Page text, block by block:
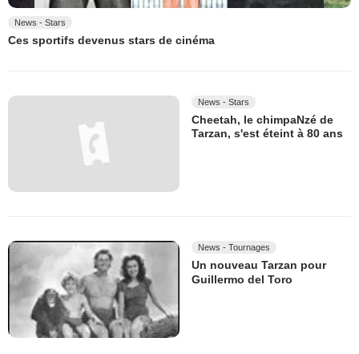
News - Stars
Ces sportifs devenus stars de cinéma
News - Stars
Cheetah, le chimpaNzé de
Tarzan, s'est éteint à 80 ans
News - Tournages
Un nouveau Tarzan pour
Guillermo del Toro